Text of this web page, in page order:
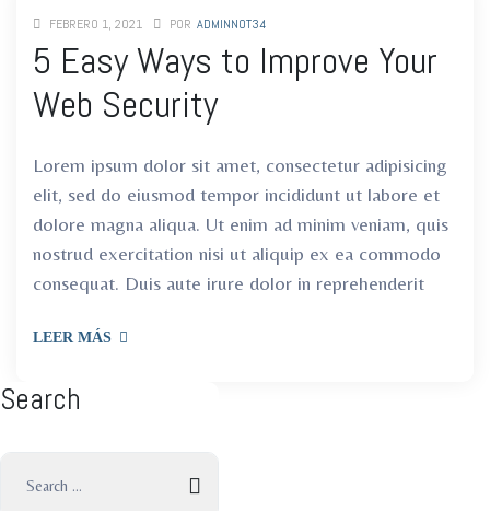
FEBRERO 1, 2021 POR ADMINNOT34
5 Easy Ways to Improve Your
Web Security
Lorem ipsum dolor sit amet, consectetur adipisicing
elit, sed do eiusmod tempor incididunt ut labore et
dolore magna aliqua. Ut enim ad minim veniam, quis
nostrud exercitation nisi ut aliquip ex ea commodo
consequat. Duis aute irure dolor in reprehenderit
LEER MÁS
Search